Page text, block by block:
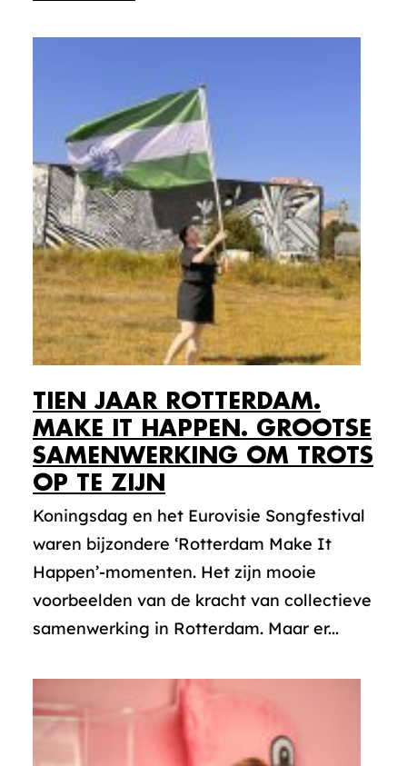
TIEN JAAR ROTTERDAM.
MAKE IT HAPPEN. GROOTSE
SAMENWERKING OM TROTS
OP TE ZIJN
Koningsdag en het Eurovisie Songfestival
waren bijzondere ‘Rotterdam Make It
Happen’-momenten. Het zijn mooie
voorbeelden van de kracht van collectieve
samenwerking in Rotterdam. Maar er...